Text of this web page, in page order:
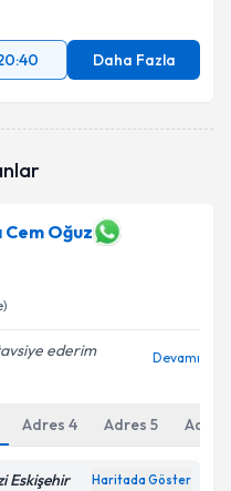
Daha Fazla
Oğuz
ederim
Devamı
Adres 4 Adres 5 Adres
Eskişehir Haritada Göster